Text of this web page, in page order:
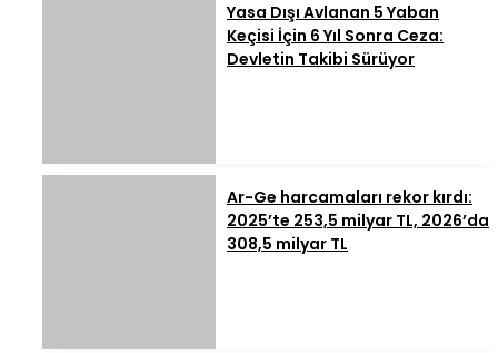
Yasa Dışı Avlanan 5 Yaban
Keçisi İçin 6 Yıl Sonra Ceza:
Devletin Takibi Sürüyor
Ar-Ge harcamaları rekor kırdı:
2025’te 253,5 milyar TL, 2026’da
308,5 milyar TL